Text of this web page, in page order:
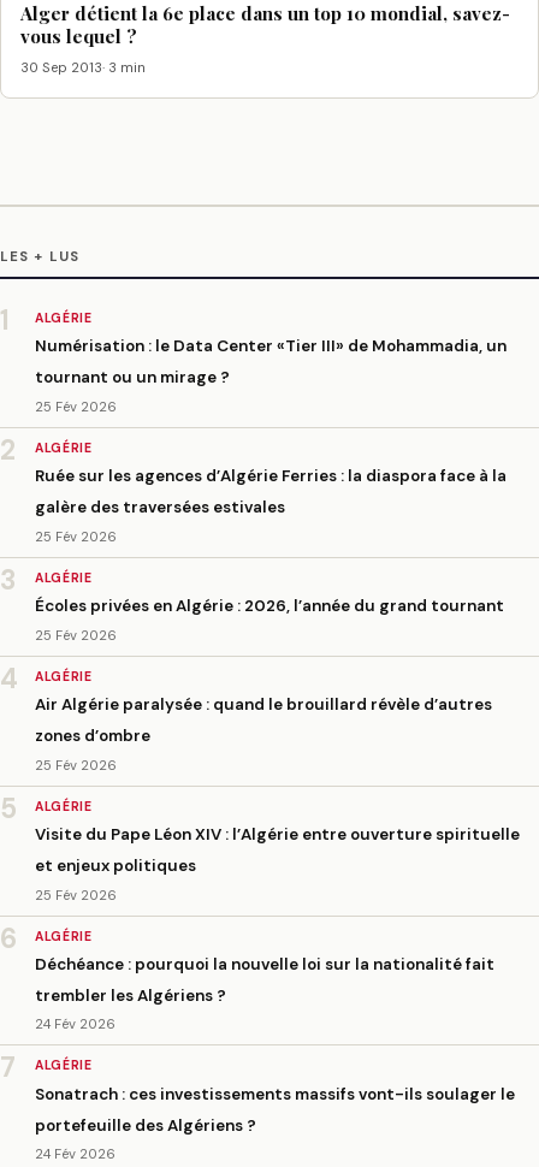
Alger détient la 6e place dans un top 10 mondial, savez-
vous lequel ?
30 Sep 2013· 3 min
LES + LUS
1 ALGÉRIE
Numérisation : le Data Center «Tier III» de Mohammadia, un
tournant ou un mirage ?
25 Fév 2026
2 ALGÉRIE
Ruée sur les agences d’Algérie Ferries : la diaspora face à la
galère des traversées estivales
25 Fév 2026
3 ALGÉRIE
Écoles privées en Algérie : 2026, l’année du grand tournant
25 Fév 2026
4 ALGÉRIE
Air Algérie paralysée : quand le brouillard révèle d’autres
zones d’ombre
25 Fév 2026
5 ALGÉRIE
Visite du Pape Léon XIV : l’Algérie entre ouverture spirituelle
et enjeux politiques
25 Fév 2026
6 ALGÉRIE
Déchéance : pourquoi la nouvelle loi sur la nationalité fait
trembler les Algériens ?
24 Fév 2026
7 ALGÉRIE
Sonatrach : ces investissements massifs vont-ils soulager le
portefeuille des Algériens ?
24 Fév 2026